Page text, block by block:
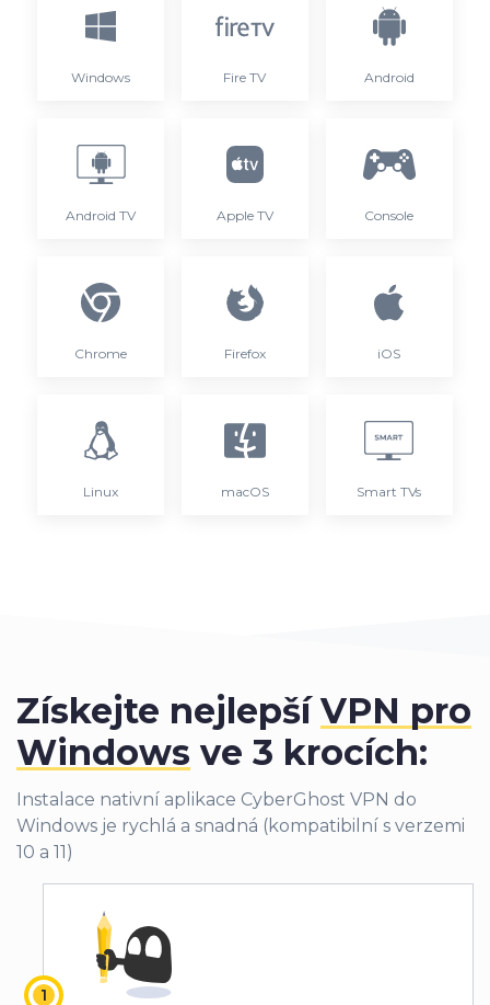
Windows Fire TV Android
Android TV Apple TV Console
Chrome Firefox iOS
Linux macOS Smart TVs
Získejte nejlepšíVPN pro
Windows ve 3 krocích:
Instalace nativní aplikace CyberGhost VPN do
Windows je rychlá a snadná (kompatibilní s verzemi
10 a 11)